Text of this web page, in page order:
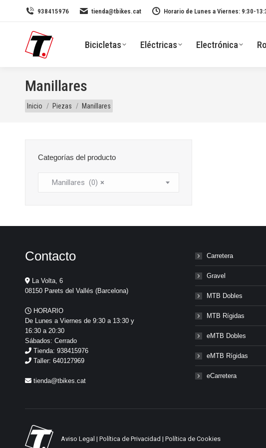
938415976 tienda@tbikes.cat Horario de Lunes a Viernes: 9:30-
Bicicletas Eléctricas Electrónica
Manillares
Estás aquí:
Inicio Piezas Manillares
Categorías del producto
×
Manillares (0)
Contacto
La Volta, 6
08150 Parets del Vallés (Barcelona)
HORARIO
De Lunes a Viernes de 9:30 a 13:30 y
16:30 a 20:30
Sábados: Cerrado
Tienda: 938415976
Taller: 640127969
tienda@tbikes.cat
Carretera
Gravel
MTB Dobles
MTB Rígidas
eMTB Dobles
eMTB Rígidas
eCarretera
Aviso Legal | Política de Privacidad | Política de Cookies